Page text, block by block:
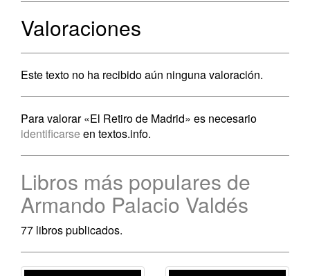
Valoraciones
Este texto no ha recibido aún ninguna valoración.
Para valorar «El Retiro de Madrid» es necesario
identificarse en textos.info.
Libros más populares de
Armando Palacio Valdés
77 libros publicados.